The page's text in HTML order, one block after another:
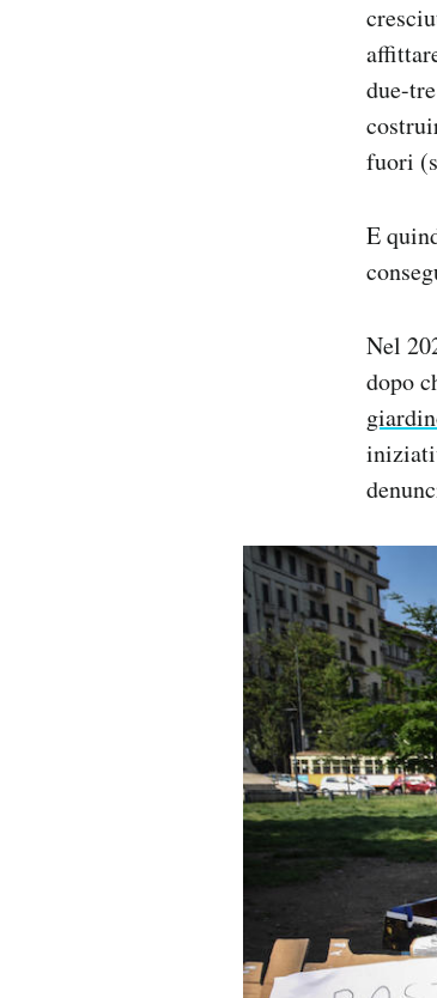
due-
fuori
E
Nel
dopo